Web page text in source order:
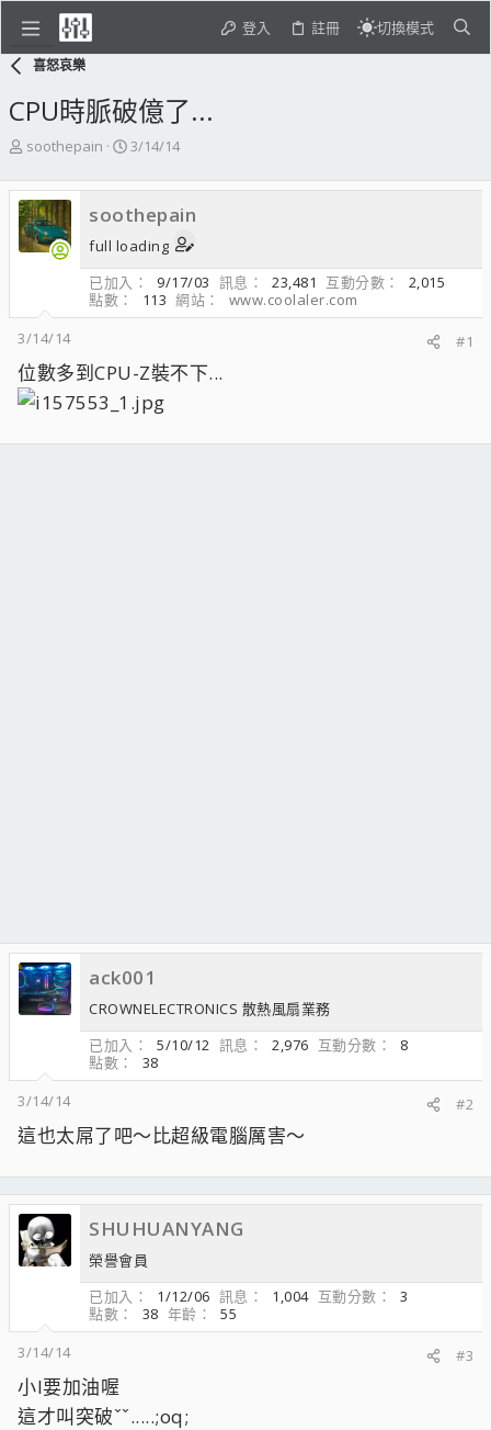
登入 註冊 切換模式
喜怒哀樂
CPU時脈破億了...
主
發
起
人
soothepain
開
日
期
3/14/14
soothepain
full loading
已加入
9/17/03 訊息 23,481 互動分數
2,015
點數
113 網站
www.coolaler.com
3/14/14
#1
位數多到CPU-Z裝不下...
ack001
CROWNELECTRONICS 散熱風扇業務
已加入
5/10/12 訊息 2,976 互動分數
8
點數
38
3/14/14
#2
這也太屌了吧～比超級電腦厲害～
SHUHUANYANG
榮譽會員
已加入
1/12/06 訊息 1,004 互動分數
3
點數
38 年齡
55
3/14/14
#3
小I要加油喔
這才叫突破ˇˇ.....;oq;